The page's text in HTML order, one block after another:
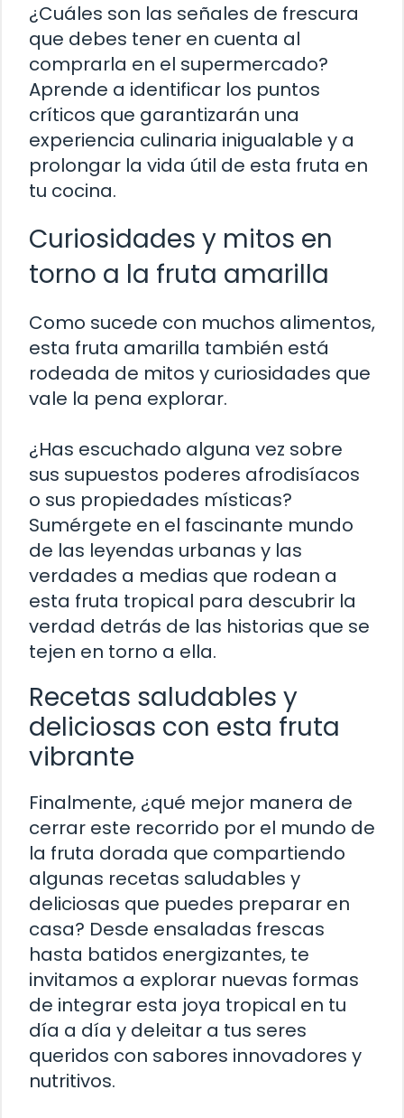
¿Cuáles son las señales de frescura
que debes tener en cuenta al
comprarla en el supermercado?
Aprende a identificar los puntos
críticos que garantizarán una
experiencia culinaria inigualable y a
prolongar la vida útil de esta fruta en
tu cocina.
Curiosidades y mitos en
torno a la fruta amarilla
Como sucede con muchos alimentos,
esta fruta amarilla también está
rodeada de mitos y curiosidades que
vale la pena explorar.
¿Has escuchado alguna vez sobre
sus supuestos poderes afrodisíacos
o sus propiedades místicas?
Sumérgete en el fascinante mundo
de las leyendas urbanas y las
verdades a medias que rodean a
esta fruta tropical para descubrir la
verdad detrás de las historias que se
tejen en torno a ella.
Recetas saludables y
deliciosas con esta fruta
vibrante
Finalmente, ¿qué mejor manera de
cerrar este recorrido por el mundo de
la fruta dorada que compartiendo
algunas recetas saludables y
deliciosas que puedes preparar en
casa? Desde ensaladas frescas
hasta batidos energizantes, te
invitamos a explorar nuevas formas
de integrar esta joya tropical en tu
día a día y deleitar a tus seres
queridos con sabores innovadores y
nutritivos.